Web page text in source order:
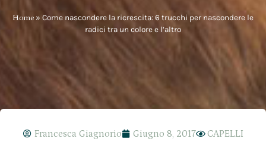
Home » Come nascondere la ricrescita: 6 trucchi per nascondere le
radici tra un colore e l’altro
Francesca Giagnorio Giugno 8, 2017 CAPELLI